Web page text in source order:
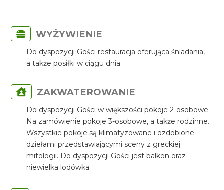
WYŻYWIENIE
Do dyspozycji Gości restauracja oferująca śniadania,
a także posiłki w ciągu dnia.
ZAKWATEROWANIE
Do dyspozycji Gości w większości pokoje 2-osobowe.
Na zamówienie pokoje 3-osobowe, a także rodzinne.
Wszystkie pokoje są klimatyzowane i ozdobione
dziełami przedstawiającymi sceny z greckiej
mitologii. Do dyspozycji Gości jest balkon oraz
niewielka lodówka.